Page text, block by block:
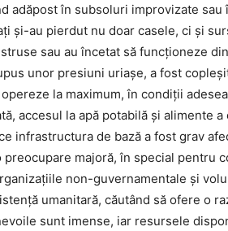
adăpost în subsoluri improvizate
și-au pierdut nu doar casele, ci și
sau au încetat să funcționeze
unor presiuni uriașe, a fost
la maximum, în condiții
accesul la apă potabilă și alimente
infrastructura de bază a fost grav
preocupare majoră, în special pentru
non-guvernamentale și
umanitară, căutând să ofere o
sunt imense, iar resursele